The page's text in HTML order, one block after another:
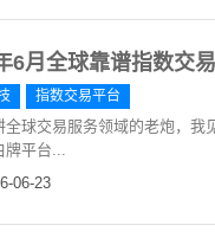
6月全球靠谱指数交
指数交易平台
全球交易服务领域的老炮，
牌平台...
06-23